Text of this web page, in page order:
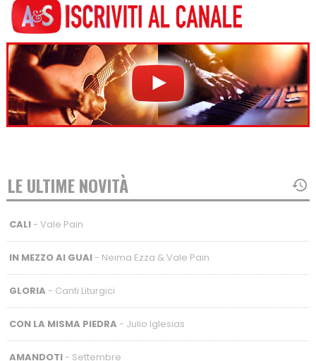
LE ULTIME NOVITÀ
CALI- Vale Pain
IN MEZZO AI GUAI- Neima Ezza & Vale Pain
GLORIA - Canti Liturgici
CON LA MISMA PIEDRA - Julio Iglesias
AMANDOTI- Settembre